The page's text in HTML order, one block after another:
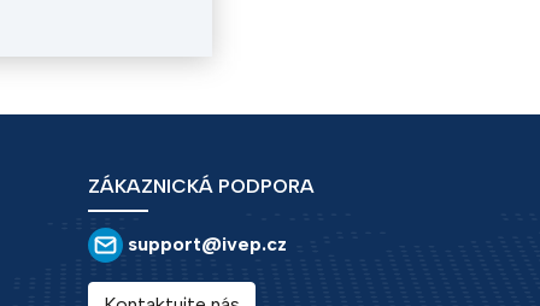
ZÁKAZNICKÁ PODPORA
support@ivep.cz